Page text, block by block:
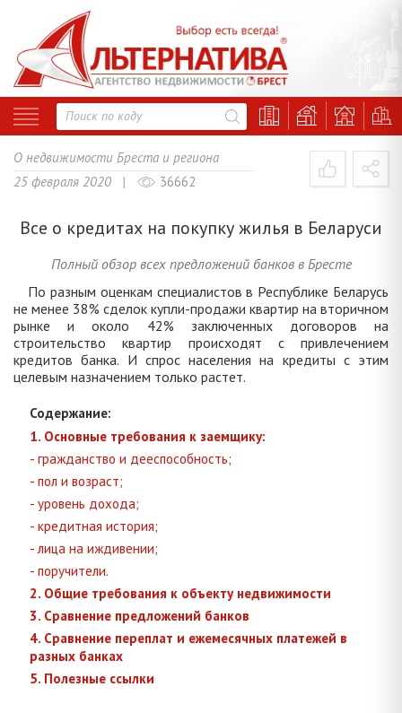
О недвижимости Бреста и региона
25 февраля 2020 |
36662
Все о кредитах на покупку жилья в Беларуси
Полный обзор всех предложений банков в Бресте
По разным оценкам специалистов в Республике Беларусь
не менее 38% сделок купли-продажи квартир на вторичном
рынке и около 42% заключенных договоров на
строительство квартир происходят с привлечением
кредитов банка. И спрос населения на кредиты с этим
целевым назначением только растет.
Содержание:
1. Основные требования к заемщику:
- гражданство и дееспособность;
- пол и возраст;
- уровень дохода;
- кредитная история;
- лица на иждивении;
- поручители.
2. Общие требования к объекту недвижимости
3. Сравнение предложений банков
4. Сравнение переплат и ежемесячных платежей в
разных банках
5. Полезные ссылки